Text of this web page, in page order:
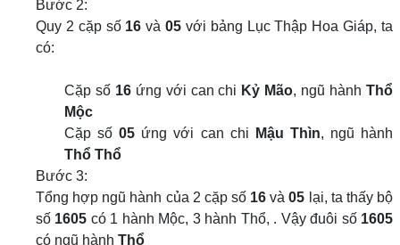
Bước 2:
Quy 2 cặp số 16 và05 với bảng Lục Thập Hoa Giáp, ta
có:
Cặp số 16ứng với can chi Kỷ Mão, ngũ hànhThổ
Mộc
Cặp số05 ứng với can chi Mậu Thìn, ngũ hành
Thổ Thổ
Bước 3:
Tổng hợp ngũ hành của 2 cặp số 16 và05 lại, ta thấy bộ
số 1605 có 1 hành Mộc, 3 hành Thổ, . Vậy đuôi số 1605
có ngũ hành Thổ